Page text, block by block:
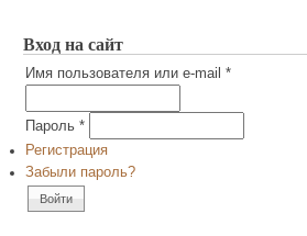
Вход на сайт
Имя пользователя или e-mail *
Пароль *
Регистрация
Забыли пароль?